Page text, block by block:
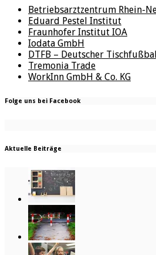
Betriebsarztzentrum Rhein-
Eduard Pestel Institut
Fraunhofer Institut IOA
Iodata GmbH
DTFB – Deutscher
Tremonia Trade
WorkInn GmbH & Co. KG
Folge uns bei Facebook
Aktuelle Beiträge